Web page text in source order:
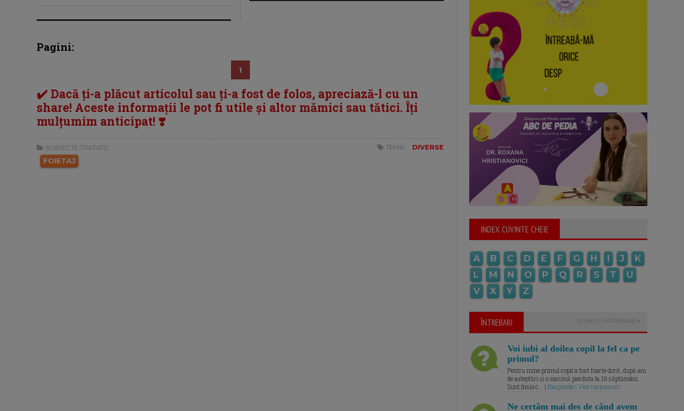
Pagini:
1
✔️ Dacă ți-a plăcut articolul sau ți-a fost de folos, apreciază-l cu un
share! Aceste informații le pot fi utile și altor mămici sau tătici. Îți
mulțumim anticipat! ❣️
SUBIECTE TRATATE:
FOIETAJ
TEMA: DIVERSE
INDEX CUVINTE CHEIE
A B C D E F G H I J
K
L
M N O P Q R S T
U
V
X Y Z
ÎNTREBARI PUNE O ÎNTREBARE
Voi iubi al doilea copil la fel ca pe
primul?
Pentru mine primul copil a fost foarte dorit, după ani
de așteptări și o sarcină pierduta la 16 săptămâni.
Sunt însărc... | Raspunde | Vezi raspunsuri
Ne certăm mai des de când avem